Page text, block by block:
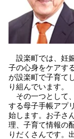
設楽町では、妊
子の心身をケアす
が設楽町で子育て
り組んでいます。
その一つとして
する母子手帳アプ
始します。お子さ
理、子育て情報の
りだくさんです。